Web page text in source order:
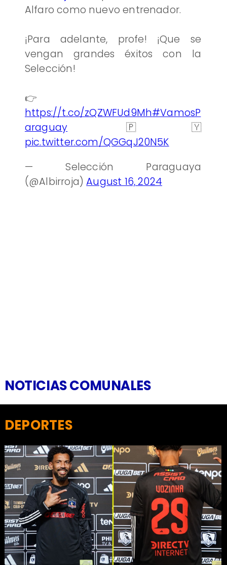
Alfaro como nuevo entrenador.
¡Para adelante, profe! ¡Que se
vengan grandes éxitos con la
Selección!
👉
https://t.co/zQZWFUd9Mh#VamosP
araguay 🇵🇾
pic.twitter.com/QGGqJ20N5K
— Selección Paraguaya
(@Albirroja)August 16, 2024
NOTICIAS COMUNALES
DEPORTES